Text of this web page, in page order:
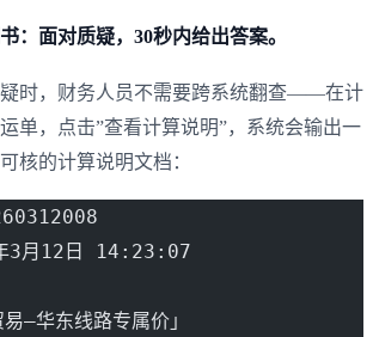
：面对质疑，30秒内给出答案。
疑时，财务人员不需要跨系统翻查——在计
单，点击”查看计算说明”，系统会输出一
核的计算说明文档：
3月12日 14:23:07
—华东线路专属价」